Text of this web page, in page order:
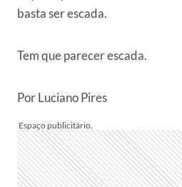
basta ser escada.
Tem que parecer escada.
Por Luciano Pires